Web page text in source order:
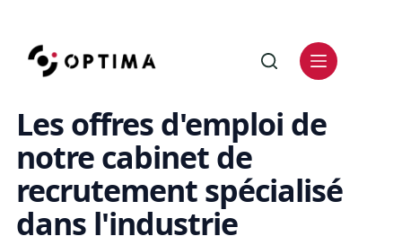
Les offres d'emploi de
notre cabinet de
recrutement spécialisé
dans l'industrie